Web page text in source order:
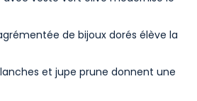
de bijoux dorés élève la
et jupe prune donnent une